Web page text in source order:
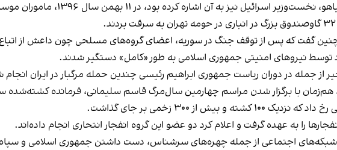
در یکی از این موارد که بنیامین
گفت که پس از توقف جنگ در سوریه، اعضای گروه‌های مسلحی چون داعش از اتباع
توسط نیروهای امنیتی جمهوری اسلامی به طور «کامل» دستگیر شدند.
از جمله در دوران ریاست جمهوری ابراهیم رئیسی چندین حمله مرگبار در ایران
دی سال گذشته، هم‌زمان با برگزار شدن مراسم چهارمین سال‌مرگ قاسم سلیمانی، فرمانده
از ۳۰۰ زخمی بر جای گذاشت.
را به عهده گرفت و اعلام کرد دو عضو این گروه انفجار انتحاری انجام داده‌اند.
شبکه‌های اجتماعی از جمله چهره‌های سرشناس، دست داشتن جمهوری اسلامی و